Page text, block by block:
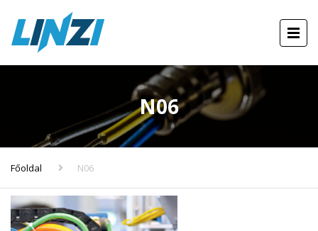
N06
Főoldal N06